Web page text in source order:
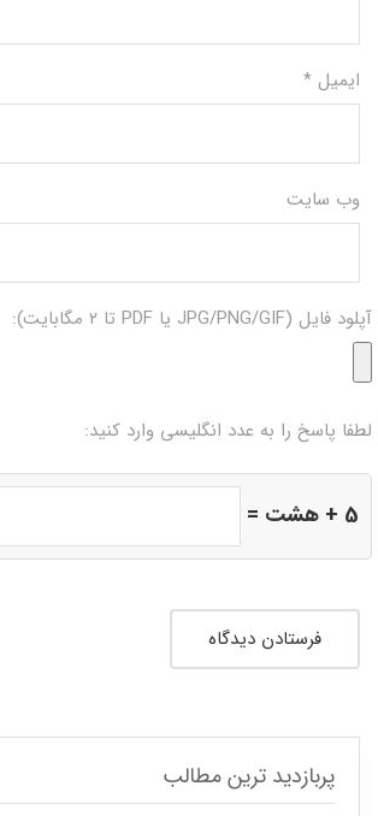
ایمیل *
وب‌ سایت
آپلود فایل (JPG/PNG/GIF یا PDF تا ۲ مگابایت):
لطفا پاسخ را به عدد انگلیسی وارد کنید:
5 + هشت =
پربازدید ترین مطالب